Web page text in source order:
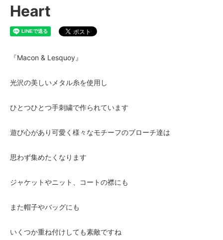
Heart
『Macon & Lesquoy』
光沢の美しいメタル糸を使用し
ひとつひとつ手刺繍で作られています
遊び心があり可愛く様々なモチーフのブローチ達は
思わず集めたくなります
ジャケットやニット、コートの襟にも
また帽子やバッグにも
いくつか重ね付けしても素敵ですね